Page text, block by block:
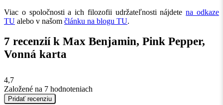
Viac o spoločnosti a ich filozofii udržateľnosti nájdetena odkaze
TU alebo v našom článku na blogu TU.
7 recenzií k Max Benjamin, Pink Pepper,
Vonná karta
4,7
Založené na 7 hodnoteniach
Pridať recenziu